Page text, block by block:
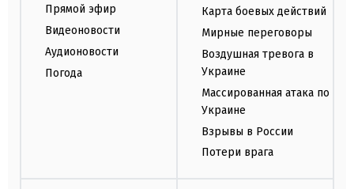
Прямой эфир
Видеоновости
Аудионовости
Погода
Карта боевых действий
Мирные переговоры
Воздушная тревога в
Украине
Массированная атака по
Украине
Взрывы в России
Потери врага